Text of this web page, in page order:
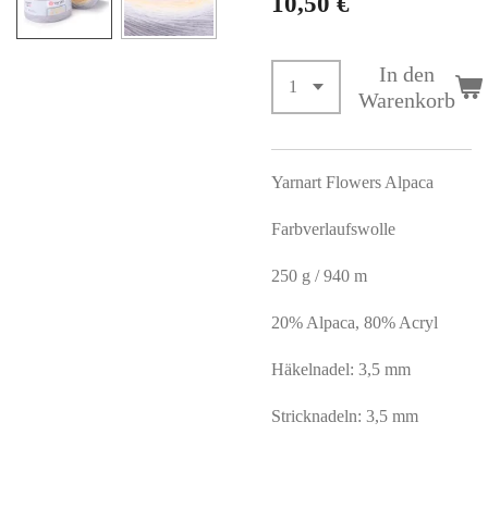
In den
Warenkorb
Yarnart Flowers Alpaca
Farbverlaufswolle
250 g / 940 m
20% Alpaca, 80% Acryl
Häkelnadel: 3,5 mm
Stricknadeln: 3,5 mm